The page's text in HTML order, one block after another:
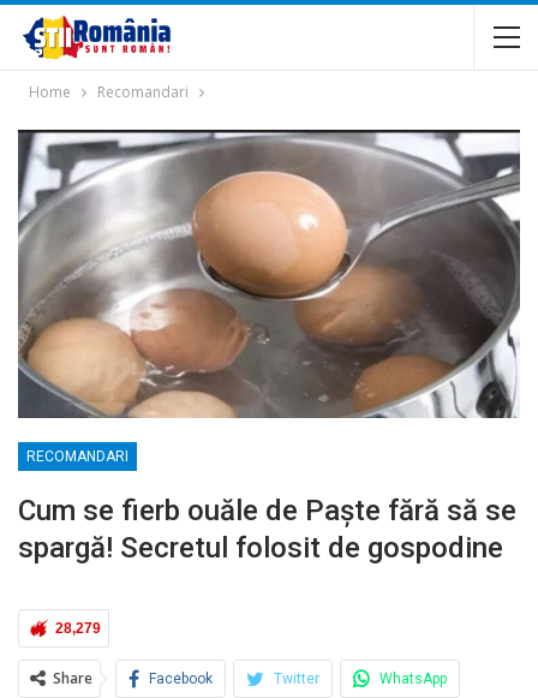
Home Recomandari
RECOMANDARI
Cum se fierb ouăle de Paște fără să se
spargă! Secretul folosit de gospodine
28,279
Share Facebook Twitter WhatsApp